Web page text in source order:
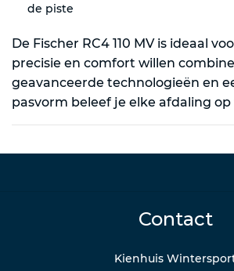
de piste
De Fischer RC4 110 MV is ideaal
precisie en comfort willen
geavanceerde technologieën en
pasvorm beleef je elke afdaling
Contact
Kienhuis